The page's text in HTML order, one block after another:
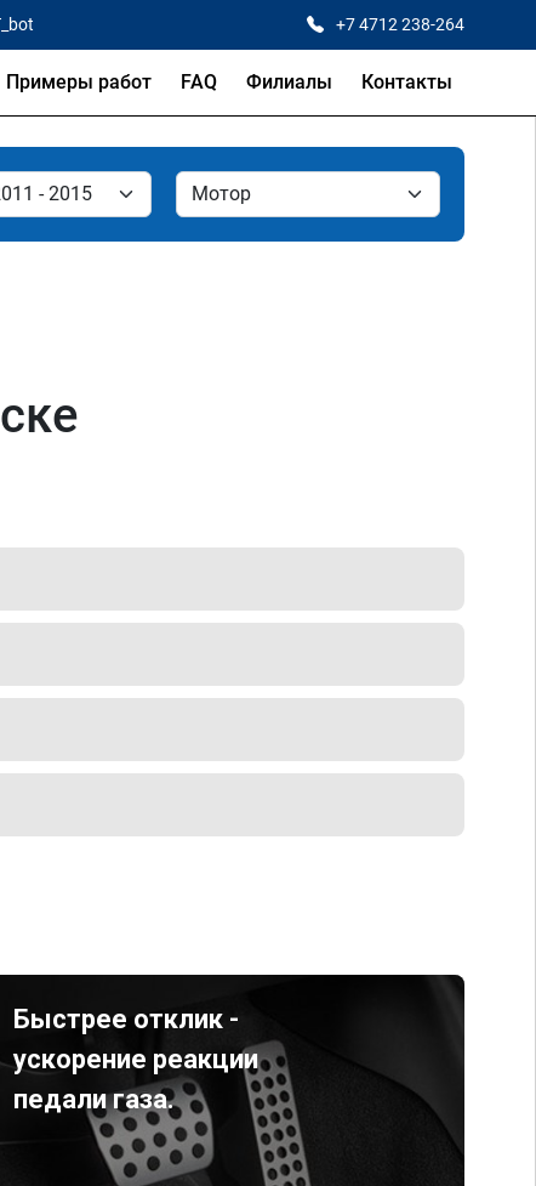
+7 4712 238-264
Примеры работ FAQ Филиалы Контакты
Быстрее отклик -
ускорение реакции
педали газа.